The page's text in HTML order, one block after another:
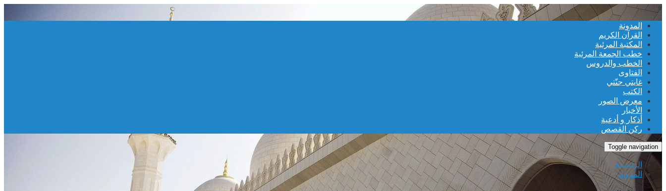
≡
المدونة
القرآن الكريم
المكتبة المرئية
خطب الجمعة المرئية
الخطب والدروس
الفتاوى
غايتي جنّتي
الكتب
معرض الصور
الأخبار
أذكار و أدعية
ركن القصص
Toggle navigation
الرئيسية
المدونة